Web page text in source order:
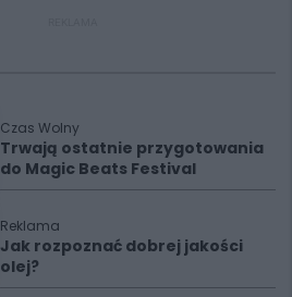
Czas Wolny
Trwają ostatnie przygotowania
do Magic Beats Festival
Reklama
Jak rozpoznać dobrej jakości
olej?